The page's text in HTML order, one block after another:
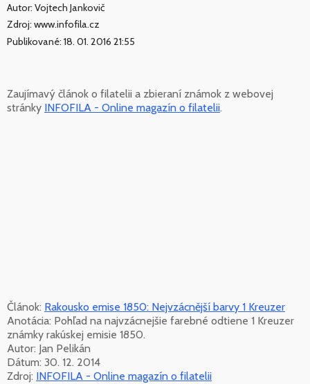
Autor: Vojtech Jankovič
Zdroj: www.infofila.cz
Publikované: 18. 01. 2016 21:55
Zaujímavý článok o filatelii a zbieraní známok z webovej
stránky INFOFILA - Online magazín o filatelii.
Článok: Rakousko emise 1850: Nejvzácnější barvy 1 Kreuzer
Anotácia: Pohľad na najvzácnejšie farebné odtiene 1 Kreuzer
známky rakúskej emisie 1850.
Autor: Jan Pelikán
Dátum: 30. 12. 2014
Zdroj: INFOFILA - Online magazín o filatelii